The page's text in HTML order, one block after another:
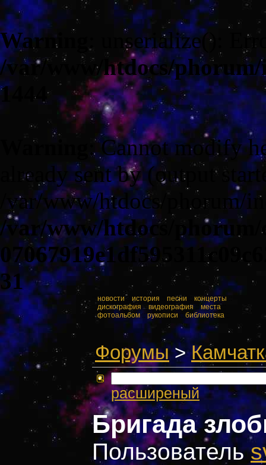
Warning
: unserialize():
/var/www/htdocs/
1444
Warning
: Cannot modify
already sent by (output
/var/www/htdocs/phorum/
/var/www/htdocs/
31
новости :: история песни концерты
дискография ::видеография::места::
::фотоальбом ::рукописи библиотека
Форумы>
расширеный
Бригада
Пользователь